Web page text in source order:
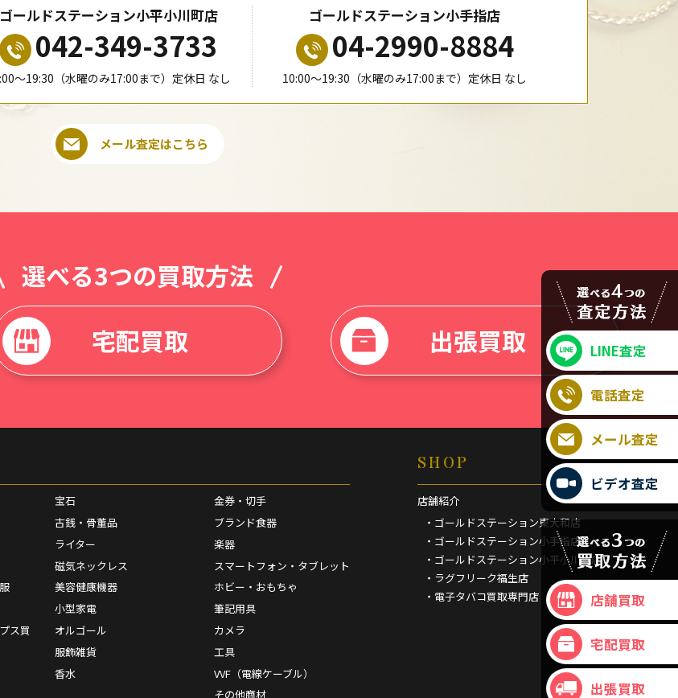
ゴールドステーション小平小川町店
042-349-3733
〜19:30（水曜のみ17:00まで）定休日 なし
ゴールドステーション小手指店
04-2990-8884
10:00〜19:30（水曜のみ17:00まで）定休日 なし
メール査定はこちら
選べる3つの買取方法
宅配買取 出張買取
ス買
宝石
古銭・骨董品
ライター
磁気ネックレス
美容健康機器
小型家電
オルゴール
服飾雑貨
香水
金券・切手
ブランド食器
楽器
スマートフォン・タブレット
ホビー・おもちゃ
筆記用具
カメラ
工具
VVF（電線ケーブル）
その他商材
SHOP
店舗紹介
・ゴールドステーション東大和店
・ゴールドステーション小手指店
・ゴールドステーション小平小川町店
・ラグフリーク福生店
・電子タバコ買取専門店
LINE査定
電話査定
メール査定
ビデオ査定
店舗買取
宅配買取
出張買取